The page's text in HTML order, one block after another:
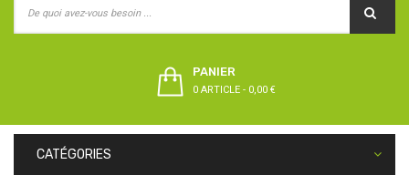
PANIER
0 ARTICLE - 0,00 €
CATÉGORIES